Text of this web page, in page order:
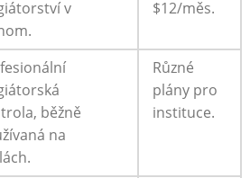
v
$12/měs.
běžně
na
Různé
plány pro
instituce.